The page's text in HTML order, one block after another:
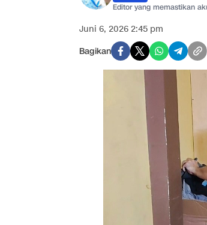
Editor yang memastikan
Juni 6, 2026 2:45 pm
Bagikan